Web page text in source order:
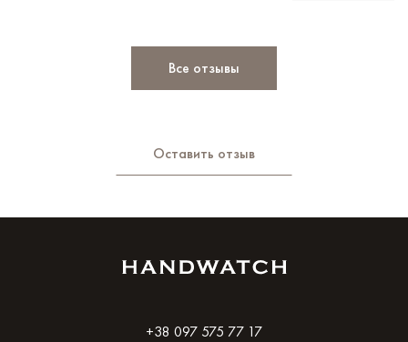
Все отзывы
Оставить отзыв
+38 097 575 77 17